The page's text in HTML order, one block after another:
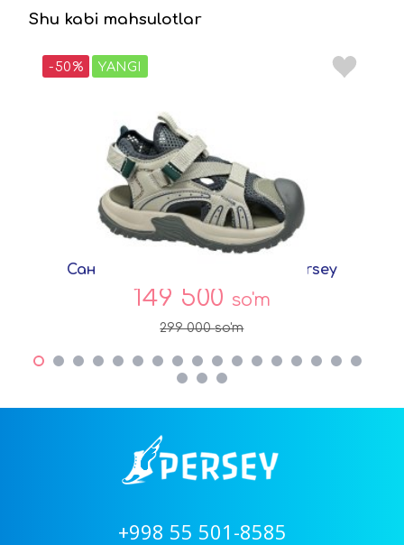
Shu kabi mahsulotlar
-50% YANGI
Сандалии Хаки Сетка T8818 Persey
149 500 so'm
299 000so'm
+998 55 501-8585